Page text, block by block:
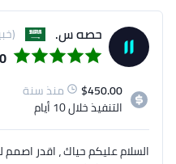
حصه س.
$450.00
منذ سنة
التنفيذخلال 10 أيام
السلام عليكم حياك ، اقدر اصمم